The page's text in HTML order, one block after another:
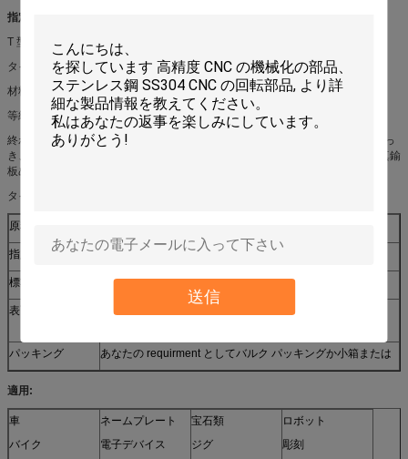
送信
指定:
T 型ボルト、ハンマーのフック・ボルト、T ねじ、シュモクザメねじ
タイプ: 20/12、38/17、40/22、50/30
材料: 304SS、316SS の炭素鋼。
等級: A2-50、A2-70; A4-50、A4-70 のクラス 4.6、4.8、8.8
終わり: 黒い酸化物のコーティング、黄色い亜鉛とのめっき、白い亜鉛とのめっ
き、青および白い亜鉛、黒い亜鉛、電流を通される熱すくい電流を通される真鍮
板めっきされるクロムめっき Dacrome とのめっきとのめっき
タイプ: 20/12、38/17、40/22、41/22、50/30
原料
指定 顧客の条件に従うさまざまな形のサイズ
標準 ISO、DIN、ANSI、JIS、標準外 BS
表面
電流を通される（色のさまざま）、リン酸で処理する
パッキング あなたの requirment としてバルク パッキングか小箱または
適用:
車
バイク
ネームプレート
電子デバイス
宝石類
ジグ
ロボット
彫刻